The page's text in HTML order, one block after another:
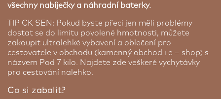
všechny nabíječky a náhradní baterky.
TIP CK SEN: Pokud byste přeci jen měli problémy
dostat se do limitu povolené hmotnosti, můžete
zakoupit ultralehké vybavení a oblečení pro
cestovatele v obchodu (kamenný obchod i e – shop) s
názvem Pod 7 kilo. Najdete zde veškeré vychytávky
pro cestování nalehko.
Co si zabalit?